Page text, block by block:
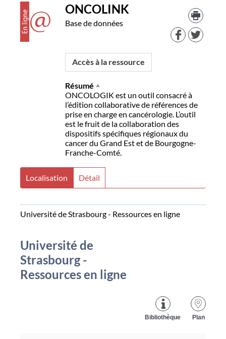
Détail
document
ONCOLINK
Base de données
Accès à la ressource
Résumé
ONCOLOGIK est un outil consacré à
l’édition collaborative de références de
prise en charge en cancérologie. L’outil
est le fruit de la collaboration des
dispositifs spécifiques régionaux du
cancer du Grand Est et de Bourgogne-
Franche-Comté.
Localisation Détail
Université de Strasbourg - Ressources en ligne
Université de
Strasbourg -
Ressources en ligne
Plan
Bibliothèque